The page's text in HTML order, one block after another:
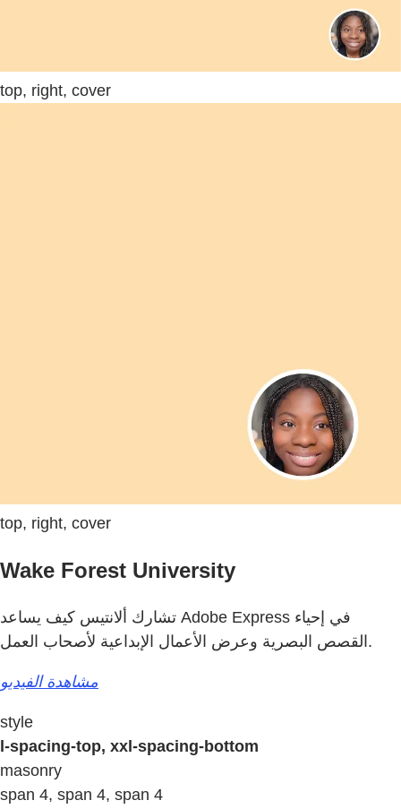
top, right, cover
top, right, cover
Wake Forest University
تشارك ألانتيس كيف يساعد Adobe Express في إحياء
القصص البصرية وعرض الأعمال الإبداعية لأصحاب العمل.
مشاهدة الفيديو
style
l-spacing-top, xxl-spacing-bottom
masonry
span 4, span 4, span 4